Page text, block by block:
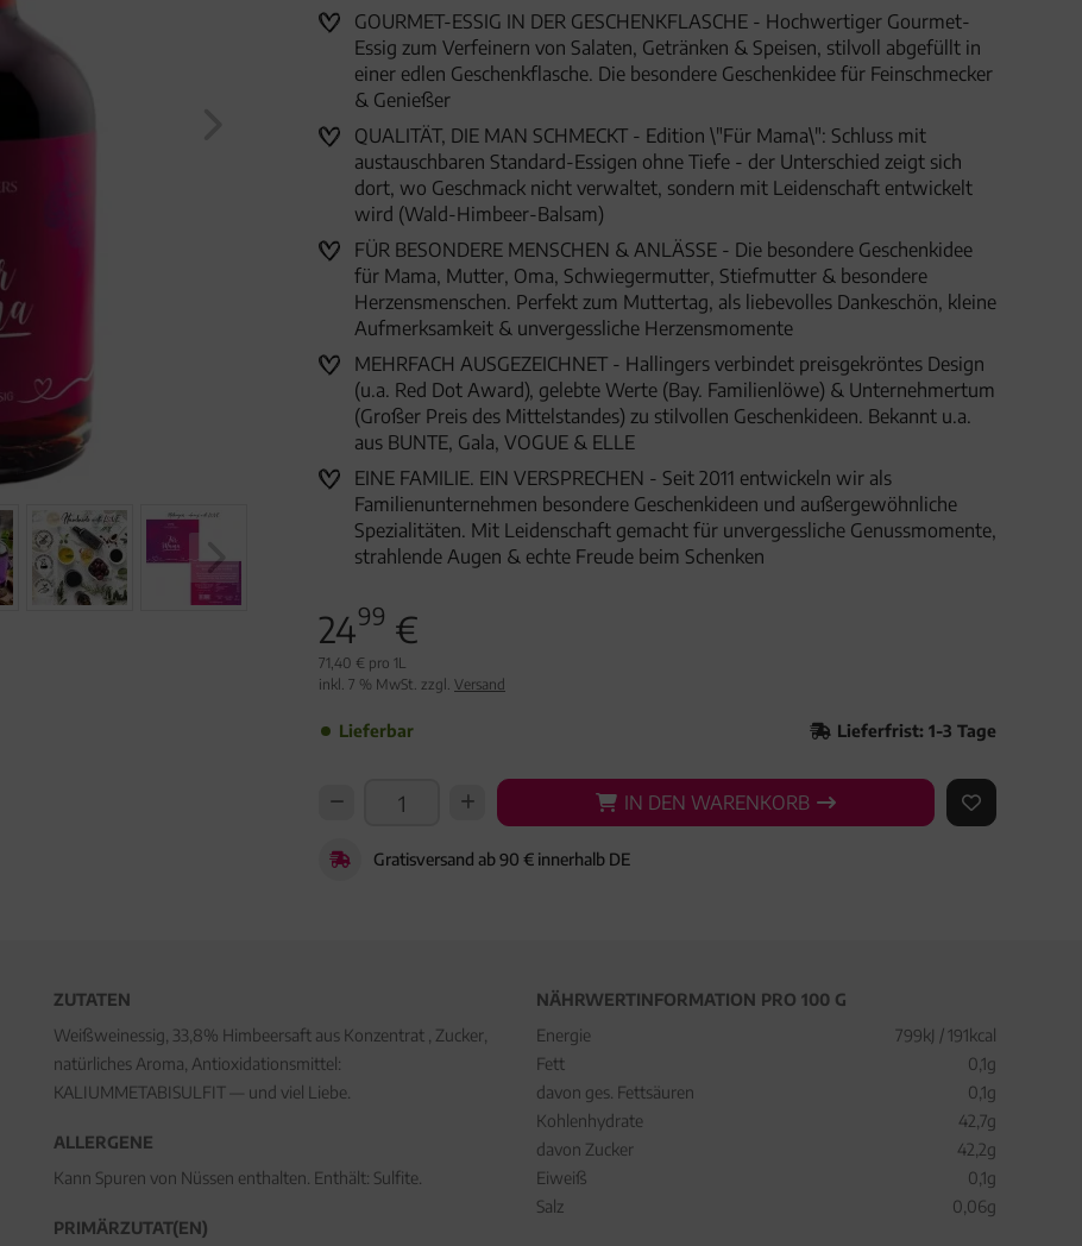
(350ml
GOURMET-ESSIG IN DER GESCHENKFLASCHE - Hochwertiger Gourmet-
Essig zum Verfeinern von Salaten, Getränken & Speisen, stilvoll abgefüllt in
einer edlen Geschenkflasche. Die besondere Geschenkidee für Feinschmecker
& Genießer
QUALITÄT, DIE MAN SCHMECKT - Edition \"Für Mama\": Schluss mit
austauschbaren Standard-Essigen ohne Tiefe - der Unterschied zeigt sich
dort, wo Geschmack nicht verwaltet, sondern mit Leidenschaft entwickelt
wird (Wald-Himbeer-Balsam)
FÜR BESONDERE MENSCHEN & ANLÄSSE - Die besondere Geschenkidee
für Mama, Mutter, Oma, Schwiegermutter, Stiefmutter & besondere
Herzensmenschen. Perfekt zum Muttertag, als liebevolles Dankeschön, kleine
Aufmerksamkeit & unvergessliche Herzensmomente
MEHRFACH AUSGEZEICHNET - Hallingers verbindet preisgekröntes Design
(u.a. Red Dot Award), gelebte Werte (Bay. Familienlöwe) & Unternehmertum
(Großer Preis des Mittelstandes) zu stilvollen Geschenkideen. Bekannt u.a.
aus BUNTE, Gala, VOGUE & ELLE
EINE FAMILIE. EIN VERSPRECHEN - Seit 2011 entwickeln wir als
Familienunternehmen besondere Geschenkideen und außergewöhnliche
Spezialitäten. Mit Leidenschaft gemacht für unvergessliche Genussmomente,
strahlende Augen & echte Freude beim Schenken
2499 €
71,40 € pro 1L
inkl. 7 % MwSt. zzgl. Versand
Lieferbar Lieferfrist: 1-3 Tage
IN DEN WARENKORB
IN DEN WARENKORB AUF DEN
Gratisversand ab 90 € innerhalb DE
ZUTATEN
Weißweinessig, 33,8% Himbeersaft aus Konzentrat , Zucker,
natürliches Aroma, Antioxidationsmittel:
KALIUMMETABISULFIT — und viel Liebe.
ALLERGENE
Kann Spuren von Nüssen enthalten. Enthält: Sulfite.
PRIMÄRZUTAT(EN)
NÄHRWERTINFORMATION PRO 100 G
Energie
799kJ / 191kcal
Fett
0,1g
davon ges. Fettsäuren
0,1g
Kohlenhydrate
42,7g
davon Zucker
42,2g
Eiweiß
0,1g
Salz
0,06g